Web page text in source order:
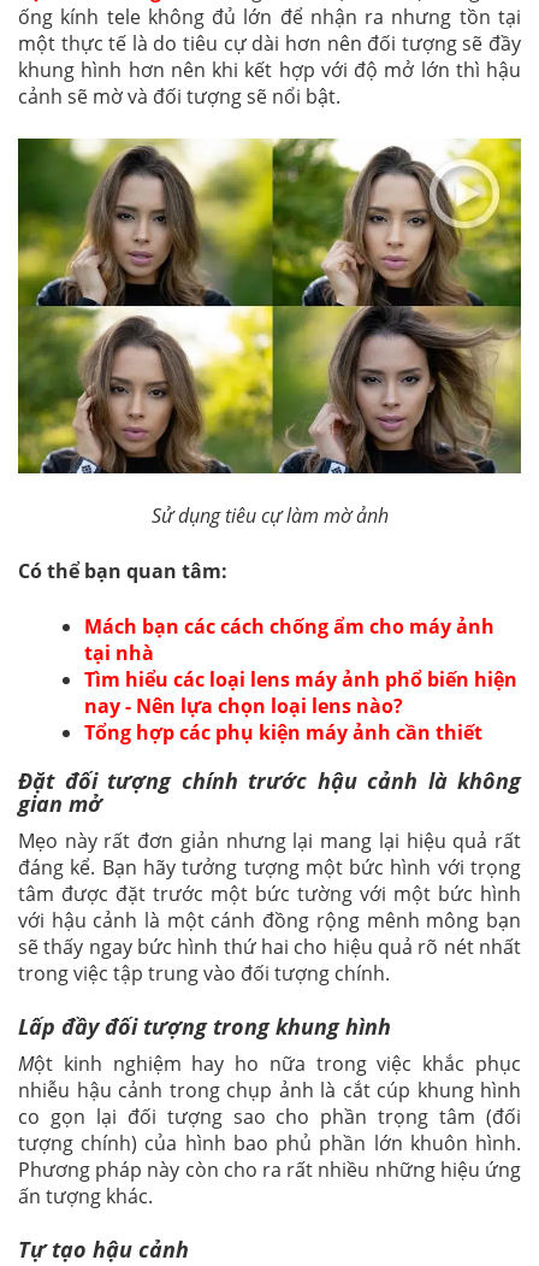
ống kính tele không đủ lớn để nhận ra nhưng tồn tại
một thực tế là do tiêu cự dài hơn nên đối tượng sẽ đầy
khung hình hơn nên khi kết hợp với độ mở lớn thì hậu
cảnh sẽ mờ và đối tượng sẽ nổi bật.
Sử dụng tiêu cự làm mờ ảnh
Có thể bạn quan tâm:
Mách bạn các cách chống ẩm cho máy ảnh
tại nhà
Tìm hiểu các loại lens máy ảnh phổ biến hiện
nay - Nên lựa chọn loại lens nào?
Tổng hợp các phụ kiện máy ảnh cần thiết
Đặt đối tượng chính trước hậu cảnh là không
gian mở
Mẹo này rất đơn giản nhưng lại mang lại hiệu quả rất
đáng kể. Bạn hãy tưởng tượng một bức hình với trọng
tâm được đặt trước một bức tường với một bức hình
với hậu cảnh là một cánh đồng rộng mênh mông bạn
sẽ thấy ngay bức hình thứ hai cho hiệu quả rõ nét nhất
trong việc tập trung vào đối tượng chính.
Lấp đầy đối tượng trong khung hình
Một kinh nghiệm hay ho nữa trong việc khắc phục
nhiễu hậu cảnh trong chụp ảnh là cắt cúp khung hình
co gọn lại đối tượng sao cho phần trọng tâm (đối
tượng chính) của hình bao phủ phần lớn khuôn hình.
Phương pháp này còn cho ra rất nhiều những hiệu ứng
ấn tượng khác.
Tự tạo hậu cảnh